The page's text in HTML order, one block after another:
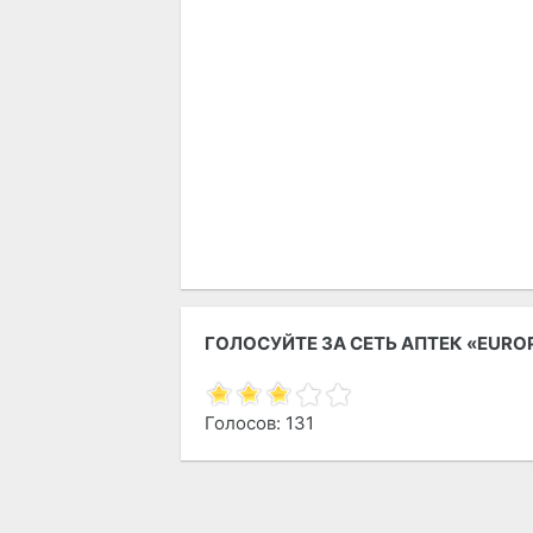
ГОЛОСУЙТЕ ЗА СЕТЬ АПТЕК
Голосов: 131